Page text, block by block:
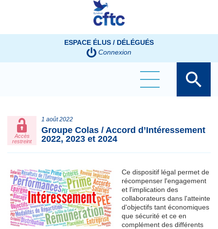
ESPACE ÉLUS / DÉLÉGUÉS
Connexion
Accès
restreint
1 août 2022
Groupe Colas / Accord d’Intéressement
2022, 2023 et 2024
Ce dispositif légal permet de
récompenser l'engagement
et l'implication des
collaborateurs dans l'atteinte
d'objectifs tant économiques
que sécurité et ce en
complément des différents
Panneau de gestion des cookies